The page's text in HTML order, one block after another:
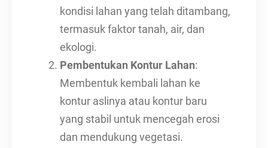
kondisi lahan yang telah ditambang,
termasuk faktor tanah, air, dan
ekologi.
Pembentukan Kontur Lahan:
Membentuk kembali lahan ke
kontur aslinya atau kontur baru
yang stabil untuk mencegah erosi
dan mendukung vegetasi.